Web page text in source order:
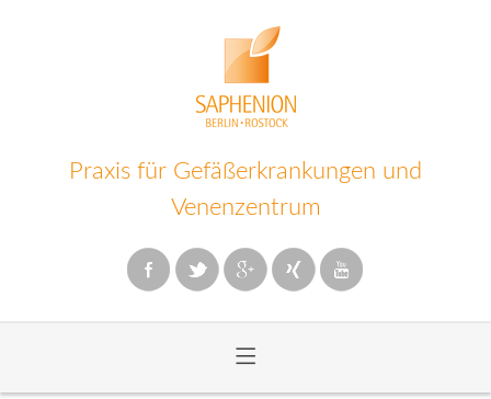
Praxis für Gefäßerkrankungen und
Venenzentrum
≡